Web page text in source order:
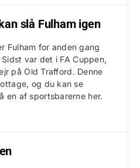
slå Fulham igen
Fulham for anden gang
var det i FA Cuppen,
på Old Trafford. Denne
og du kan se
en af sportsbarerne her.